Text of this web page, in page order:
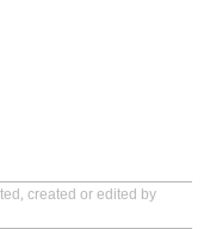
created or edited by